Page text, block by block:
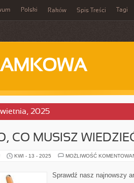
Polski Raków Spis Treści Tagi
2025
CO MUSISZ
KWI - 13 - 2025 MOŻLIWOŚĆ
Sprawdź nasz najnowszy